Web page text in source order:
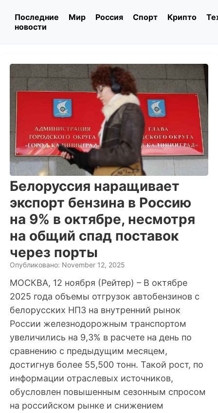
Последние
новости
Мир Россия Спорт Крипто
Белоруссия наращивает
экспорт бензина в Россию
на 9% в октябре, несмотря
на общий спад поставок
через порты
Опубликовано: November 12, 2025
МОСКВА, 12 ноября (Рейтер) – В октябре
2025 года объемы отгрузок автобензинов с
белорусских НПЗ на внутренний рынок
России железнодорожным транспортом
увеличились на 9,3% в расчете на день по
сравнению с предыдущим месяцем,
достигнув более 55,500 тонн. Такой рост, по
информации отраслевых источников,
обусловлен повышенным сезонным спросом
на российском рынке и снижением